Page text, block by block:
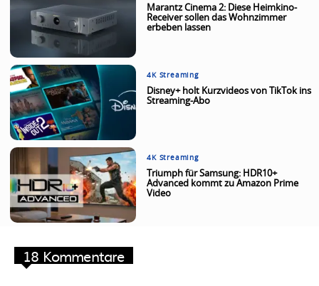
Marantz Cinema 2: Diese Heimkino-
Receiver sollen das Wohnzimmer
erbeben lassen
4K Streaming
Disney+ holt Kurzvideos von TikTok ins
Streaming-Abo
4K Streaming
Triumph für Samsung: HDR10+
Advanced kommt zu Amazon Prime
Video
18 Kommentare